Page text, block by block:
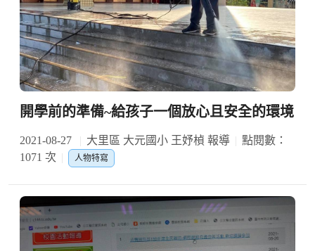
開學前的準備~給孩子一個放心且安全的環境
2021-08-27 大里區 大元國小 王妤楨 報導
點閱數：
1071 次
人物特寫